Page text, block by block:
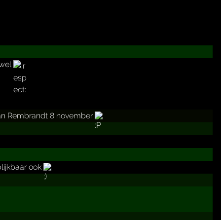
Rembrandt 8 november
ook